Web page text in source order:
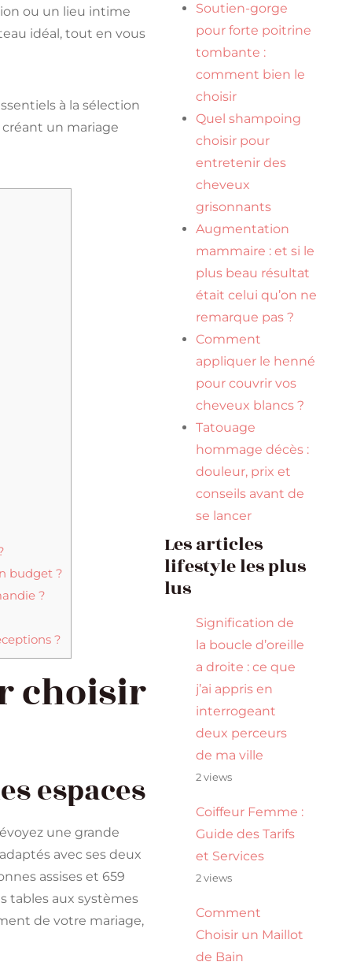
ou un lieu intime
idéal, tout en vous
à la sélection
un mariage
budget ?
?
?
choisir
espaces
une grande
avec ses deux
assises et 659
tables aux systèmes
de votre mariage,
Soutien-gorge
pour forte poitrine
tombante :
comment bien le
choisir
Quel shampoing
choisir pour
entretenir des
cheveux
grisonnants
Augmentation
mammaire : et si le
plus beau résultat
était celui qu’on ne
remarque pas ?
Comment
appliquer le henné
pour couvrir vos
cheveux blancs ?
Tatouage
hommage décès :
douleur, prix et
conseils avant de
se lancer
Les articles
lifestyle les plus
lus
Signification de
la boucle d’oreille
a droite : ce que
j’ai appris en
interrogeant
deux perceurs
de ma ville
2 views
Coiffeur Femme :
Guide des Tarifs
et Services
2 views
Comment
Choisir un Maillot
de Bain